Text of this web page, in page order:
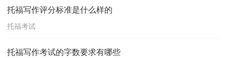
托福写作评分标准是什么样的
托福考试
托福写作考试的字数要求有哪些